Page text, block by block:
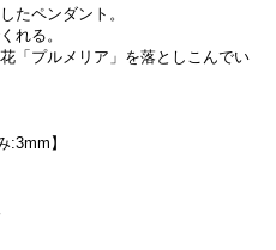
たペンダント。
れる。
「プルメリア」を落としこんでい
】